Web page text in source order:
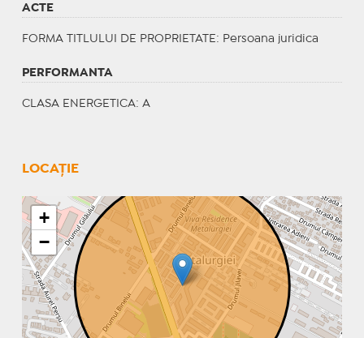
ACTE
FORMA TITLULUI DE PROPRIETATE : Persoana juridica
PERFORMANTA
CLASA ENERGETICA: A
LOCAȚIE
+
−